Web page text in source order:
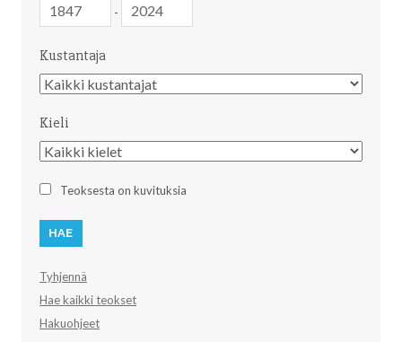
-
Kustantaja
Kustantaja
Kieli
Kieli
Teoksesta on kuvituksia
Tyhjennä
Hae kaikki teokset
Hakuohjeet